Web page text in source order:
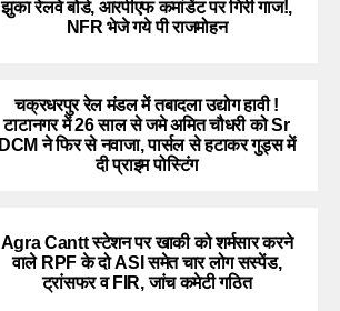
झुका रेलवे बोर्ड, आरपीएफ कमांडेंट पर गिरी गाज!,
NFR भेजे गये पी राजमोहन
चक्रधरपुर रेल मंडल में तबादला उद्योग हावी !
टाटानगर में 26 साल से जमे अमित चौधरी को Sr
DCM ने फिर से नवाजा, पार्सल से हटाकर गुड्स में
दी प्राइम पोस्टिंग
Agra Cantt स्टेशन पर खाकी को शर्मसार करने
वाले RPF के दो ASI समेत चार लोग सस्पेंड,
ट्रांसफर व FIR, जांच कमेटी गठित